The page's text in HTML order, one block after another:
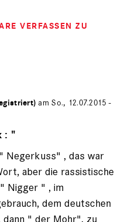
VERFASSEN ZU
am So., 12.07.2015 -
: "
Negerkuss" , das war
aber die rassistische
Nigger " , im
dem deutschen
" der Mohr", zu